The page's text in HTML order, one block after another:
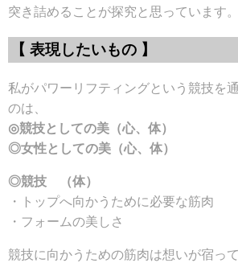
突き詰めることが探究と思っています。
【 表現したいもの 】
私がパワーリフティングという競技を
のは、
◎競技としての美（心、体）
◎女性としての美（心、体）
◎競技 （体）
・トップへ向かうために必要な筋肉
・フォームの美しさ
競技に向かうための筋肉は想いが宿っ